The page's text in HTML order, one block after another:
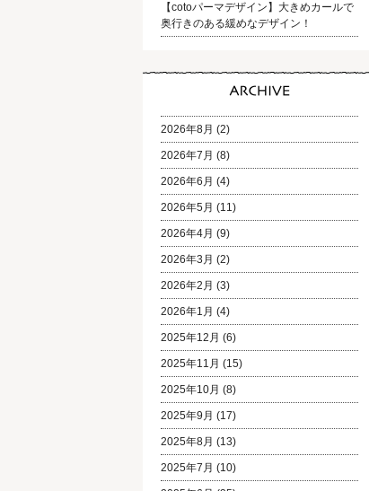
【cotoパーマデザイン】大きめカールで
奥行きのある緩めなデザイン！
2026年8月 (2)
2026年7月 (8)
2026年6月 (4)
2026年5月 (11)
2026年4月 (9)
2026年3月 (2)
2026年2月 (3)
2026年1月 (4)
2025年12月 (6)
2025年11月 (15)
2025年10月 (8)
2025年9月 (17)
2025年8月 (13)
2025年7月 (10)